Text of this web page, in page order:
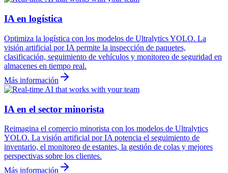
IA en logística
Optimiza la logística con los modelos de Ultralytics YOLO. La
visión artificial por IA permite la inspección de paquetes,
clasificación, seguimiento de vehículos y monitoreo de seguridad en
almacenes en tiempo real.
Más información
IA en el sector minorista
Reimagina el comercio minorista con los modelos de Ultralytics
YOLO. La visión artificial por IA potencia el seguimiento de
inventario, el monitoreo de estantes, la gestión de colas y mejores
perspectivas sobre los clientes.
Más información